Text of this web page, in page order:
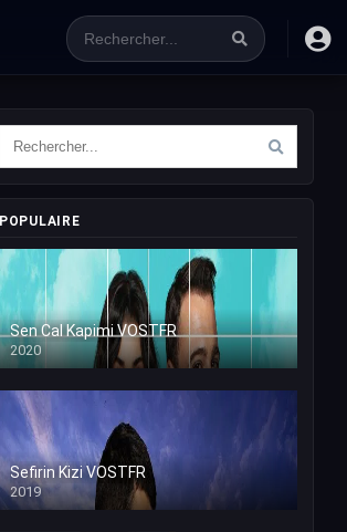
POPULAIRE
Sen Cal Kapimi VOSTFR
2020
Sefirin Kizi VOSTFR
2019